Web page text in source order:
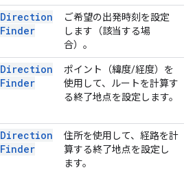
Direction
Finder
ご希望の出発時刻を設定
します（該当する場
合）。
Direction
Finder
ポイント（緯度/経度）を
使用して、ルートを計算す
る終了地点を設定します。
Direction
Finder
住所を使用して、経路を計
算する終了地点を設定し
ます。